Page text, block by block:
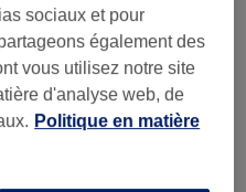
sociaux et pour
également des
vous utilisez notre site
d'analyse web, de
Politique en matière